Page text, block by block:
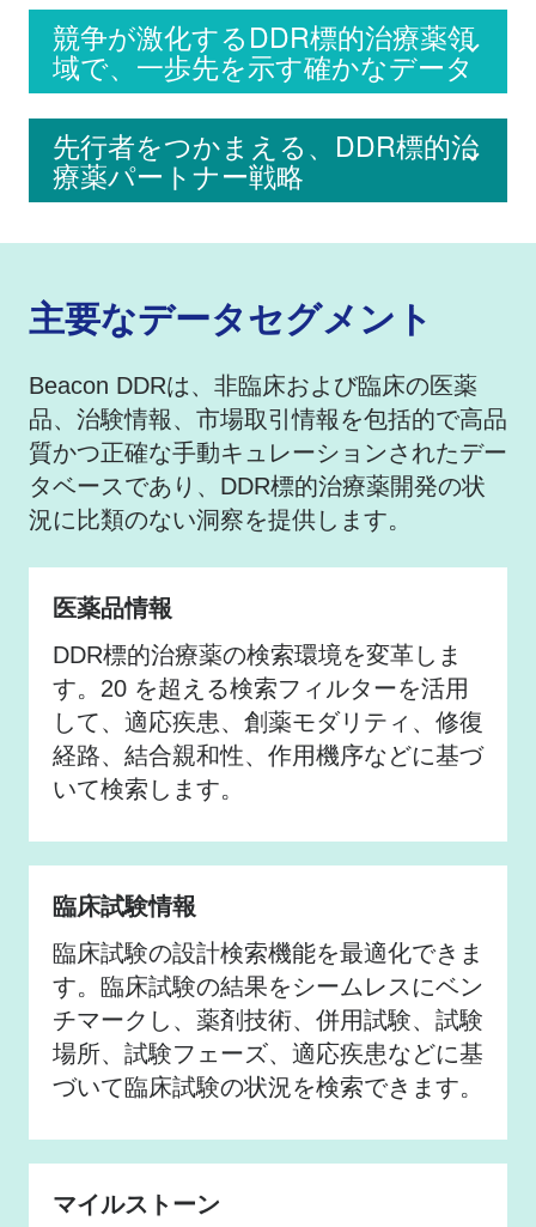
競争が激化するDDR標的治療薬領
域で、一歩先を示す確かなデータ
先行者をつかまえる、DDR標的治
療薬パートナー戦略
主要なデータセグメント
Beacon DDRは、非臨床および臨床の医薬
品、治験情報、市場取引情報を包括的で高品
質かつ正確な手動キュレーションされたデー
タベースであり、DDR標的治療薬開発の状
況に比類のない洞察を提供します。
医薬品情報
DDR標的治療薬の検索環境を変革しま
す。20 を超える検索フィルターを活用
して、適応疾患、創薬モダリティ、修復
経路、結合親和性、作用機序などに基づ
いて検索します。
臨床試験情報
臨床試験の設計検索機能を最適化できま
す。臨床試験の結果をシームレスにベン
チマークし、薬剤技術、併用試験、試験
場所、試験フェーズ、適応疾患などに基
づいて臨床試験の状況を検索できます。
マイルストーン